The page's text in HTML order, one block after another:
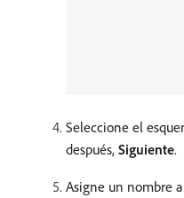
Seleccione el
después, Siguiente.
Asigne un nombre